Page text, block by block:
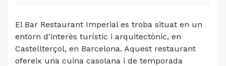
El Bar Restaurant Imperial es troba situat en un
entorn d'interès turístic i arquitectònic, en
Castellterçol, en Barcelona. Aquest restaurant
ofereix una cuina casolana i de temporada